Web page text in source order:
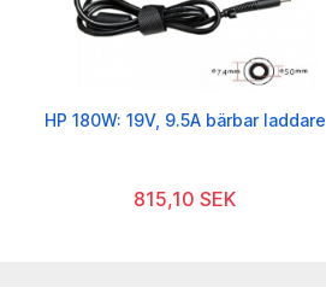
HP 180W: 19V, 9.5A bärbar laddare
815,10 SEK